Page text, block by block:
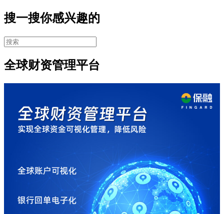
搜一搜你感兴趣的
全球财资管理平台